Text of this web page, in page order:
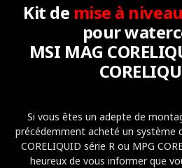
Kit de mise à
pour
MSI MAG
Si vous êtes un adepte de
précédemment acheté un système
CORELIQUID série R ou MPG
heureux de vous informer que